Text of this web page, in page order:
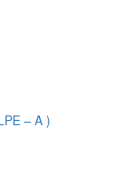
– A )